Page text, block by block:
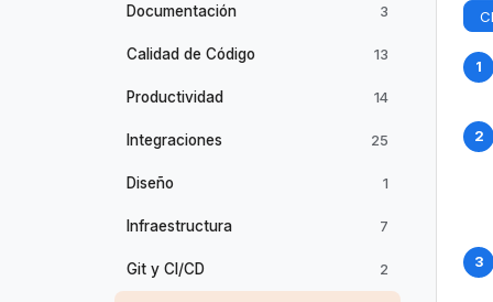
Documentación 3
Calidad de Código 13
Productividad 14
Integraciones 25
Diseño 1
Infraestructura 7
Git y CI/CD 2
1
2
3